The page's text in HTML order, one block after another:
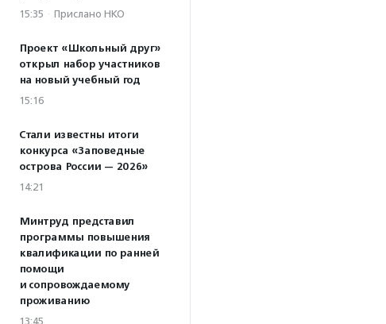
15:35 · Прислано НКО
Проект «Школьный друг»
открыл набор участников
на новый учебный год
15:16
Стали известны итоги
конкурса «Заповедные
острова России — 2026»
14:21
Минтруд представил
программы повышения
квалификации по ранней
помощи
и сопровождаемому
проживанию
13:45